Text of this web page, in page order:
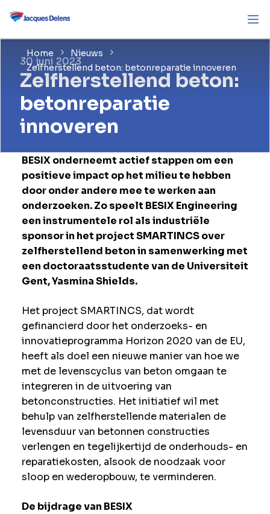
Home
Nieuws
Zelfherstellend beton: betonreparatie innoveren
30 juni 2023
Zelfherstellend beton:
betonreparatie
innoveren
BESIX onderneemt actief stappen om een
positieve impact op het milieu te hebben
door onder andere mee te werken aan
onderzoeken. Zo speelt BESIX Engineering
een instrumentele rol als industriële
sponsor in het project SMARTINCS over
zelfherstellend beton in samenwerking met
een doctoraatsstudente van de Universiteit
Gent, Yasmina Shields.
Het project SMARTINCS, dat wordt
gefinancierd door het onderzoeks- en
innovatieprogramma Horizon 2020 van de EU,
heeft als doel een nieuwe manier van hoe we
met de levenscyclus van beton omgaan te
integreren in de uitvoering van
betonconstructies. Het initiatief wil met
behulp van zelfherstellende materialen de
levensduur van betonnen constructies
verlengen en tegelijkertijd de onderhouds- en
reparatiekosten, alsook de noodzaak voor
sloop en wederopbouw, te verminderen.
De bijdrage van BESIX